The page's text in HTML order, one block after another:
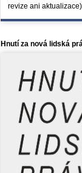
revize ani
Hnutí za nová lidská